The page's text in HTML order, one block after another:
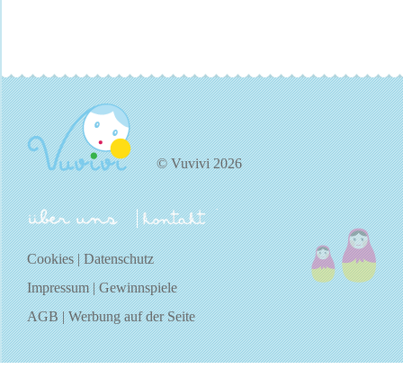
© Vuvivi 2026
über uns kontakt
Cookies|Datenschutz
Impressum|Gewinnspiele
AGB|Werbung auf der Seite